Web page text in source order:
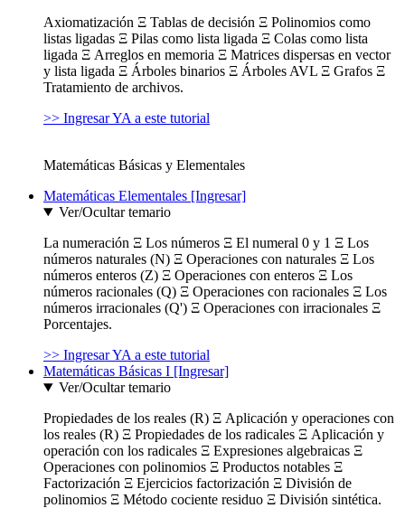
Axiomatización Ξ Tablas de decisión Ξ Polinomios como
listas ligadas Ξ Pilas como lista ligada Ξ Colas como lista
ligada Ξ Arreglos en memoria Ξ Matrices dispersas en vector
y lista ligada Ξ Árboles binarios Ξ Árboles AVL Ξ Grafos Ξ
Tratamiento de archivos.
>> Ingresar YA a este tutorial
Matemáticas Básicas y Elementales
Matemáticas Elementales [Ingresar]
Ver/Ocultar temario
La numeración Ξ Los números Ξ El numeral 0 y 1 Ξ Los
números naturales (N) Ξ Operaciones con naturales Ξ Los
números enteros (Z) Ξ Operaciones con enteros Ξ Los
números racionales (Q) Ξ Operaciones con racionales Ξ Los
números irracionales (Q') Ξ Operaciones con irracionales Ξ
Porcentajes.
>> Ingresar YA a este tutorial
Matemáticas Básicas I [Ingresar]
Ver/Ocultar temario
Propiedades de los reales (R) Ξ Aplicación y operaciones con
los reales (R) Ξ Propiedades de los radicales Ξ Aplicación y
operación con los radicales Ξ Expresiones algebraicas Ξ
Operaciones con polinomios Ξ Productos notables Ξ
Factorización Ξ Ejercicios factorización Ξ División de
polinomios Ξ Método cociente residuo Ξ División sintética.